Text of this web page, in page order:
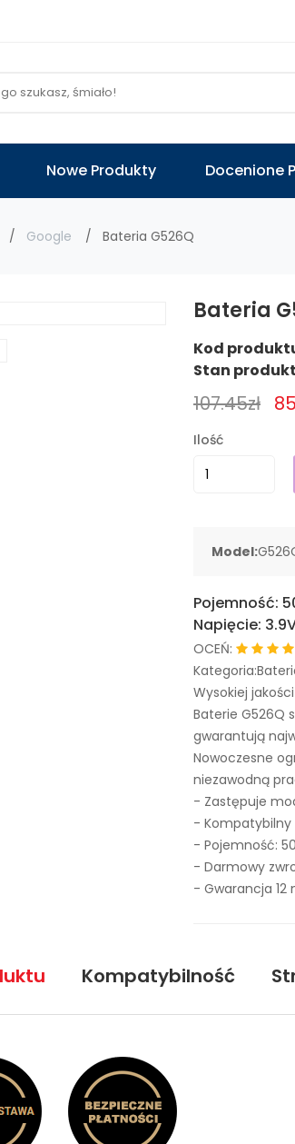
Nowe Produkty Docenione
Google Bateria G526Q
Bateria
Kod
Stan
107.45zł
Ilość
Model:
Pojemność:
Napięcie:
OCEŃ:
Wysokiej
Baterie G526Q
gwarantują
Nowoczesne
niezawodną
- Zastępuje
- Kompatybilny
- Pojemność:
- Darmowy
- Gwarancja 12
Kompatybilność